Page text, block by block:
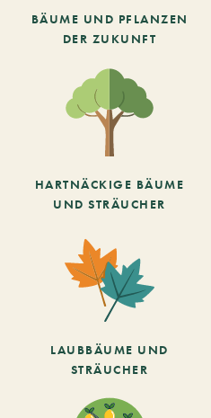
BÄUME UND PFLANZEN
DER ZUKUNFT
HARTNÄCKIGE BÄUME
UND STRÄUCHER
LAUBBÄUME UND
STRÄUCHER